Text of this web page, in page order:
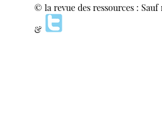
© la revue des ressources :
&